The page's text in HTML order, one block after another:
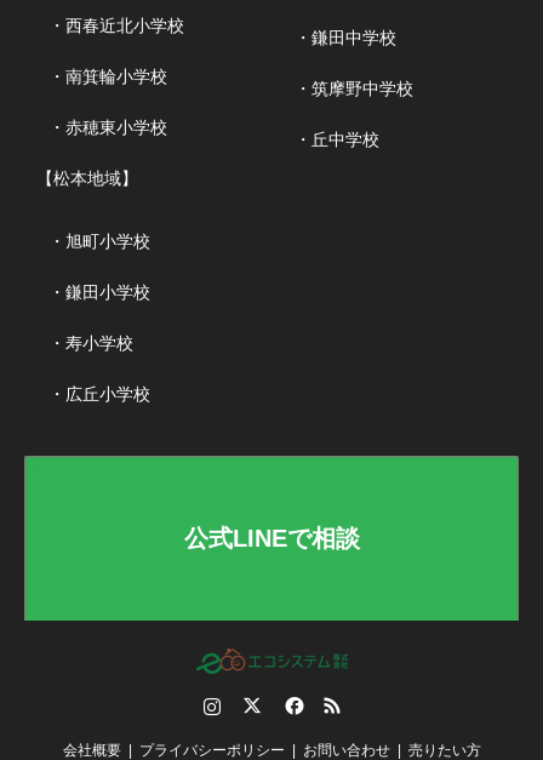
・西春近北小学校
・南箕輪小学校
・赤穂東小学校
【松本地域】
・旭町小学校
・鎌田小学校
・寿小学校
・広丘小学校
・鎌田中学校
・筑摩野中学校
・丘中学校
公式LINEで相談
RSS
会社概要 プライバシーポリシー お問い合わせ 売りたい方